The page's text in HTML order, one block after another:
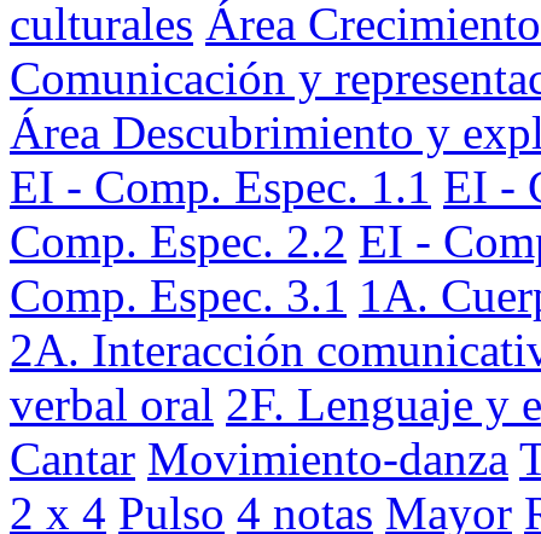
culturales Área
Comunicación y
Área Descubrimiento y
EI - Comp. Espec. 1.1 EI -
Comp. Espec. 2.2 EI -
Comp. Espec. 3.1 1A.
2A. Interacción
verbal oral 2F. Lenguaje y
Cantar Movimiento-danza
2 x 4 Pulso 4 notas Mayor